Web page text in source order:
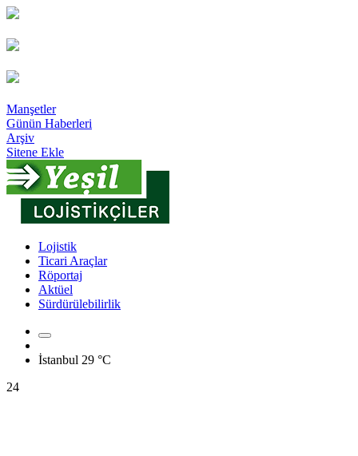
Manşetler
Günün Haberleri
Arşiv
Sitene Ekle
Lojistik
Ticari Araçlar
Röportaj
Aktüel
Sürdürülebilirlik
İstanbul 29 °C
24